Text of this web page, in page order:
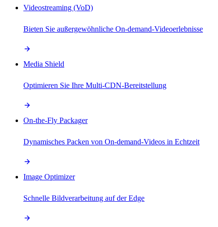
Videostreaming (VoD)
Bieten Sie außergewöhnliche On-demand-Videoerlebnisse
Media Shield
Optimieren Sie Ihre Multi-CDN-Bereitstellung
On-the-Fly Packager
Dynamisches Packen von On-demand-Videos in Echtzeit
Image Optimizer
Schnelle Bildverarbeitung auf der Edge